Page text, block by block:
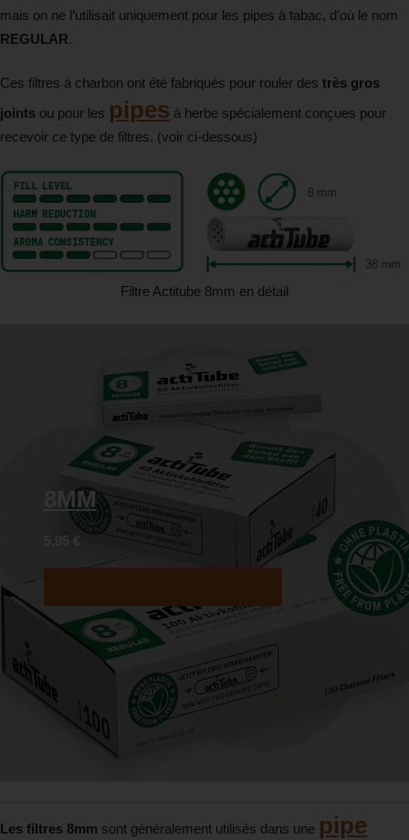
mais on ne l’utilisait uniquement pour les pipes à tabac, d’où le nom
REGULAR.
Ces filtres à charbon ont été fabriqués pour rouler des très gros
joints ou pour les pipes à herbe spécialement conçues pour
recevoir ce type de filtres. (voir ci-dessous)
Filtre Actitube 8mm en détail
8MM
5,95 €
Les filtres 8mm sont généralement utilisés dans une pipe